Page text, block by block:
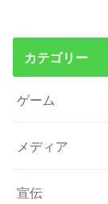
カテゴリー
ゲーム
メディア
宣伝